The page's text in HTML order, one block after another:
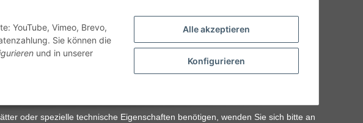
Alle akzeptieren
Konfigurieren
YouTube, Vimeo, Brevo,
Sie können die
und in unserer
oder spezielle technische Eigenschaften benötigen, wenden Sie sich bitte an